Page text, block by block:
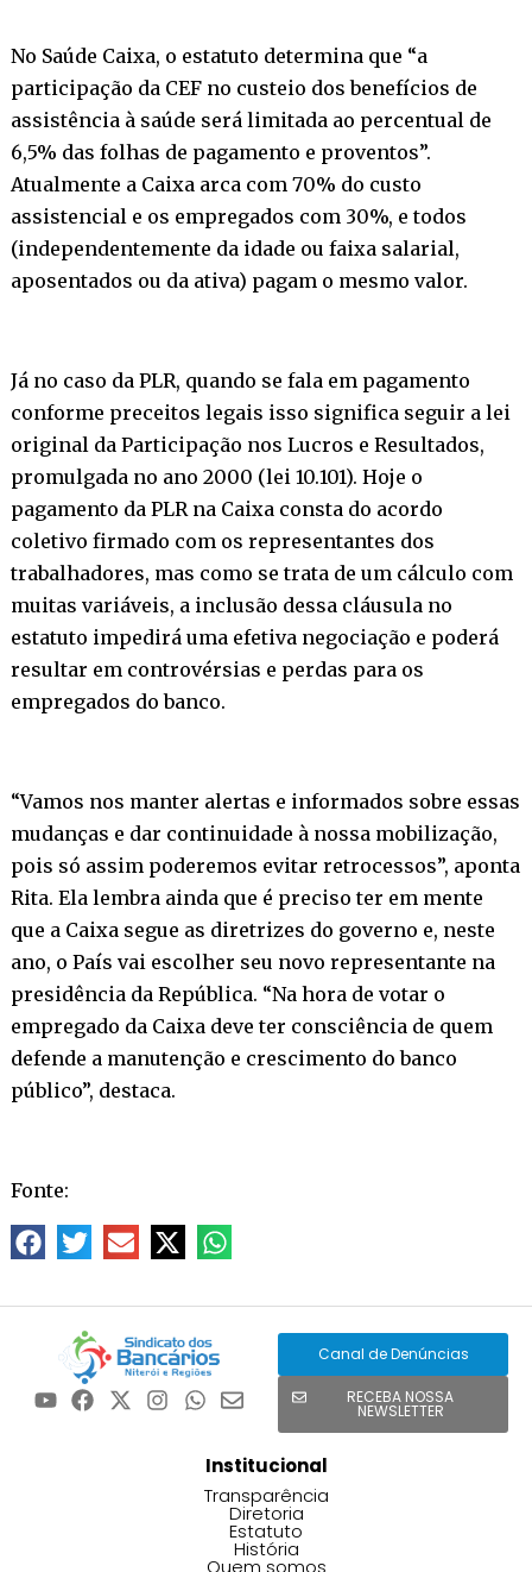
No Saúde Caixa, o estatuto determina que “a
participação da CEF no custeio dos benefícios de
assistência à saúde será limitada ao percentual de
6,5% das folhas de pagamento e proventos”.
Atualmente a Caixa arca com 70% do custo
assistencial e os empregados com 30%, e todos
(independentemente da idade ou faixa salarial,
aposentados ou da ativa) pagam o mesmo valor.
Já no caso da PLR, quando se fala em pagamento
conforme preceitos legais isso significa seguir a lei
original da Participação nos Lucros e Resultados,
promulgada no ano 2000 (lei 10.101). Hoje o
pagamento da PLR na Caixa consta do acordo
coletivo firmado com os representantes dos
trabalhadores, mas como se trata de um cálculo com
muitas variáveis, a inclusão dessa cláusula no
estatuto impedirá uma efetiva negociação e poderá
resultar em controvérsias e perdas para os
empregados do banco.
“Vamos nos manter alertas e informados sobre essas
mudanças e dar continuidade à nossa mobilização,
pois só assim poderemos evitar retrocessos”, aponta
Rita. Ela lembra ainda que é preciso ter em mente
que a Caixa segue as diretrizes do governo e, neste
ano, o País vai escolher seu novo representante na
presidência da República. “Na hora de votar o
empregado da Caixa deve ter consciência de quem
defende a manutenção e crescimento do banco
público”, destaca.
Fonte:
Canal de Denúncias
RECEBA NOSSA
NEWSLETTER
Institucional
Transparência
Diretoria
Estatuto
História